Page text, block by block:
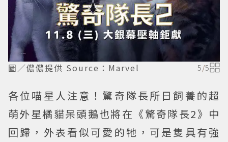
圖／儂儂提供 Source：Marvel 5/5
各位喵星人注意！驚奇隊長所日飼養的超
萌外星橘貓呆頭鵝也將在《驚奇隊長2》中
回歸，外表看似可愛的牠，可是隻具有強